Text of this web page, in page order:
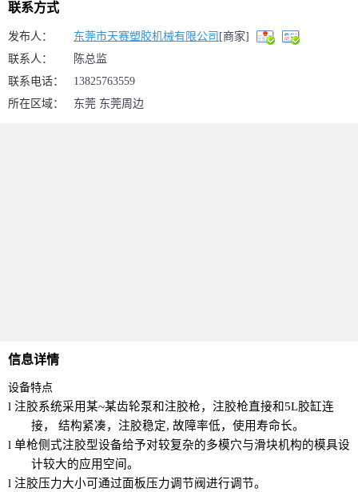
联系方式
发布人： 东莞市天赛塑胶机械有限公司 [商家]
联系人：
陈总监
联系电话：
13825763559
所在区域：
东莞 东莞周边
信息详情
设备特点
l 注胶系统采用某~某齿轮泵和注胶枪， 注胶枪直接和5L胶缸连
接， 结构紧凑，注胶稳定, 故障率低，使用寿命长。
l 单枪侧式注胶型设备给予对较复杂的多模穴与滑块机构的模具设
计较大的应用空间。
l 注胶压力大小可通过面板压力调节阀进行调节。